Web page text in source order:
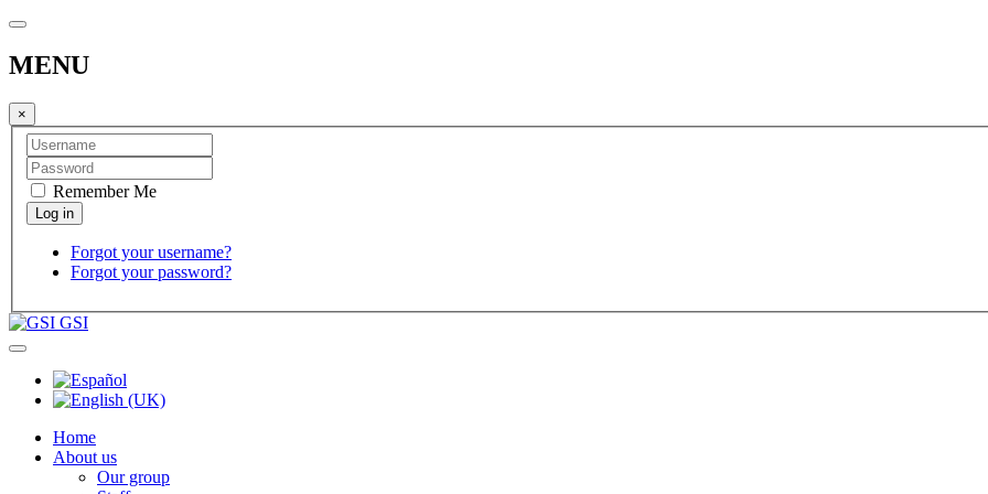
MENU
×
Remember Me
Forgot your username?
Forgot your password?
GSI
Home
About us
Our group